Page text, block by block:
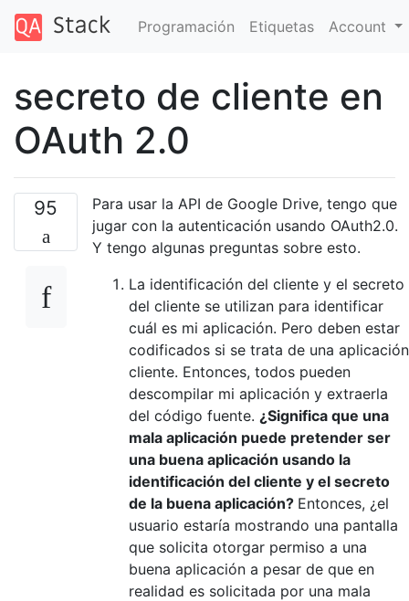
Programación Etiquetas Account
secreto de cliente en
OAuth 2.0
95
Para usar la API de Google Drive, tengo que
jugar con la autenticación usando OAuth2.0.
Y tengo algunas preguntas sobre esto.
La identificación del cliente y el secreto
del cliente se utilizan para identificar
cuál es mi aplicación. Pero deben estar
codificados si se trata de una aplicación
cliente. Entonces, todos pueden
descompilar mi aplicación y extraerla
del código fuente. ¿Significa que una
mala aplicación puede pretender ser
una buena aplicación usando la
identificación del cliente y el secreto
de la buena aplicación? Entonces, ¿el
usuario estaría mostrando una pantalla
que solicita otorgar permiso a una
buena aplicación a pesar de que en
realidad es solicitada por una mala